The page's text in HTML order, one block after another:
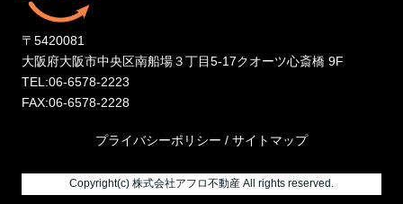
〒5420081
大阪府大阪市中央区南船場３丁目5-17クオーツ心斎橋 9F
TEL:06-6578-2223
FAX:06-6578-2228
プライバシーポリシー / サイトマップ
Copyright(c) 株式会社アフロ不動産 All rights reserved.